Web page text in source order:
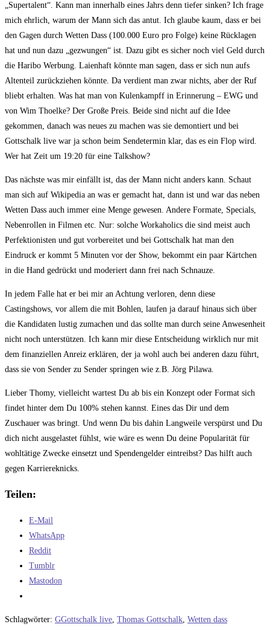
„Supertalent“. Kann man innerhalb eines Jahrs denn tiefer sinken? Ich frage
mich ehrlich, warum der Mann sich das antut. Ich glaube kaum, dass er bei
den Gagen durch Wetten Dass (100.000 Euro pro Folge) keine Rücklagen
hat und nun dazu „gezwungen“ ist. Dazu gibt es sicher noch viel Geld durch
die Haribo Werbung. Laienhaft könnte man sagen, dass er sich nun aufs
Altenteil zurückziehen könnte. Da verdient man zwar nichts, aber der Ruf
bliebt erhalten. Was hat man von Kulenkampff in Erinnerung – EWG und
von Wim Thoelke? Der Große Preis. Beide sind nicht auf die Idee
gekommen, danach was neues zu machen was sie demontiert und bei
Gottschalk live war ja schon beim Sendetermin klar, das es ein Flop wird.
Wer hat Zeit um 19:20 für eine Talkshow?
Das nächste was mir einfällt ist, das der Mann nicht anders kann. Schaut
man sich auf Wikipedia an was er gemacht hat, dann ist und war das neben
Wetten Dass auch immer eine Menge gewesen. Andere Formate, Specials,
Nebenrollen in Filmen etc. Nur: solche Workaholics die sind meist auch
Perfektionisten und gut vorbereitet und bei Gottschalk hat man den
Eindruck er kommt 5 Minuten vor der Show, bekommt ein paar Kärtchen
in die Hand gedrückt und moderiert dann frei nach Schnauze.
In jedem Falle hat er bei mir an Achtung verloren, denn diese
Castingshows, vor allem die mit Bohlen, laufen ja darauf hinaus sich über
die Kandidaten lustig zumachen und das sollte man durch seine Anwesenheit
nicht noch unterstützen. Ich kann mir diese Entscheidung wirklich nur mit
dem finanziellen Anreiz erklären, der ja wohl auch bei anderen dazu führt,
dass sie von Sender zu Sender springen wie z.B. Jörg Pilawa.
Lieber Thomy, vielleicht wartest Du ab bis ein Konzept oder Format sich
findet hinter dem Du 100% stehen kannst. Eines das Dir und dem
Zuschauer was bringt. Und wenn Du bis dahin Langweile verspürst und Du
dich nicht ausgelastet fühlst, wie wäre es wenn Du deine Popularität für
wohltätige Zwecke einsetzt und Spendengelder eintreibst? Das hilft auch
gegen Karriereknicks.
Teilen:
E-Mail
WhatsApp
Reddit
Tumblr
Mastodon
Schlagwörter: GGottschalk live Thomas Gottschalk Wetten dass